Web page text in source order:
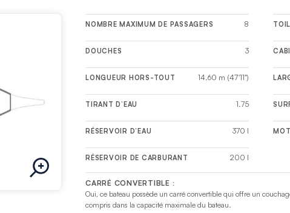
NOMBRE MAXIMUM DE PASSAGERS 8
DOUCHES 3
LONGUEUR HORS-TOUT 14.60 m (47'11")
TIRANT D’EAU 1.75
RÉSERVOIR D’EAU 370 l
RÉSERVOIR DE CARBURANT 200 l
CARRÉ CONVERTIBLE :
Oui, ce bateau possède un carré convertible qui offre un
compris dans la capacité maximale du bateau.